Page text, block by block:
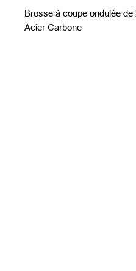
Brosse à coupe ondulée de
Acier Carbone